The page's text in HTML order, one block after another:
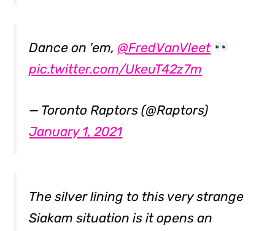
Dance on 'em, @FredVanVleet
pic.twitter.com/UkeuT42z7m
— Toronto Raptors (@Raptors)
January 1, 2021
The silver lining to this very strange
Siakam situation is it opens an